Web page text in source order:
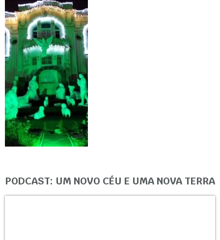
PODCAST: UM NOVO CÉU E UMA NOVA TERRA